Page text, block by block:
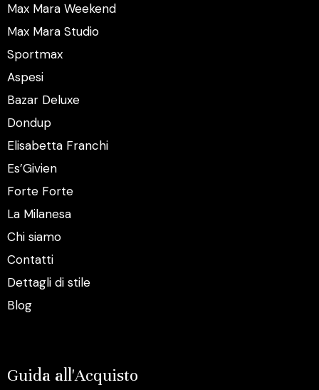
Max Mara Weekend
Max Mara Studio
Sportmax
Aspesi
Bazar Deluxe
Dondup
Elisabetta Franchi
Es’Givien
Forte Forte
La Milanesa
Chi siamo
Contatti
Dettagli di stile
Blog
Guida all'Acquisto